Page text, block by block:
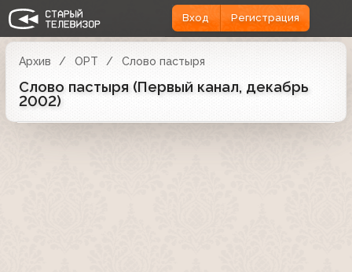
Вход Регистрация
Архив ОРТ Слово пастыря
Слово пастыря (Первый канал, декабрь
2002)